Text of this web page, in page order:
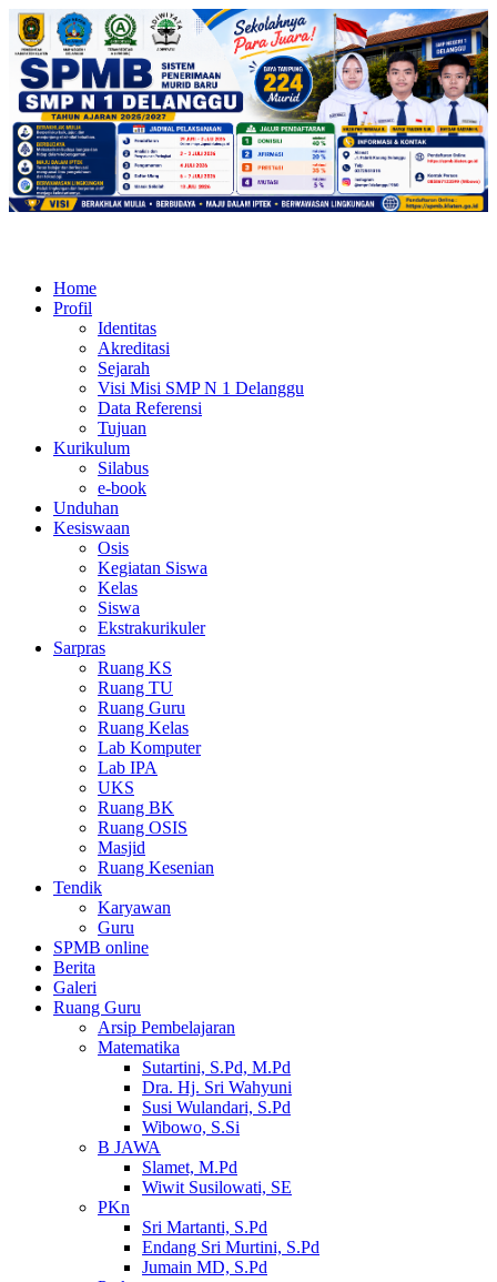
Home
Profil
Identitas
Akreditasi
Sejarah
Visi Misi SMP N 1 Delanggu
Data Referensi
Tujuan
Kurikulum
Silabus
e-book
Unduhan
Kesiswaan
Osis
Kegiatan Siswa
Kelas
Siswa
Ekstrakurikuler
Sarpras
Ruang KS
Ruang TU
Ruang Guru
Ruang Kelas
Lab Komputer
Lab IPA
UKS
Ruang BK
Ruang OSIS
Masjid
Ruang Kesenian
Tendik
Karyawan
Guru
SPMB online
Berita
Galeri
Ruang Guru
Arsip Pembelajaran
Matematika
Sutartini, S.Pd, M.Pd
Dra. Hj. Sri Wahyuni
Susi Wulandari, S.Pd
Wibowo, S.Si
B JAWA
Slamet, M.Pd
Wiwit Susilowati, SE
PKn
Sri Martanti, S.Pd
Endang Sri Murtini, S.Pd
Jumain MD, S.Pd